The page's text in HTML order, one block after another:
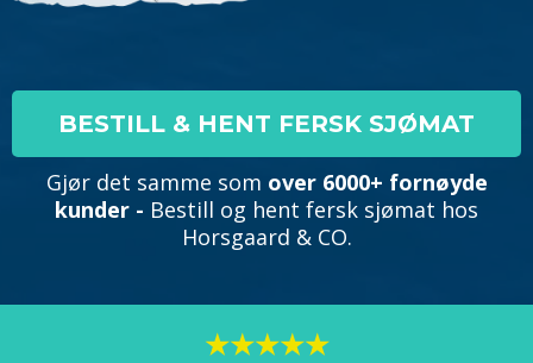
BESTILL & HENT FERSK SJØMAT
Gjør det samme som over 6000+ fornøyde
kunder - Bestill og hent fersk sjømat hos
Horsgaard & CO.
★★★★★